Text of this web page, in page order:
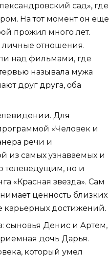
сад», где
На тот момент он еще
прожил много лет.
личные отношения.
над фильмами, где
называла мужа
друг друга, оба
Для
«Человек и
речи и
из самых узнаваемых и
телеведущим, но и
«Красная звезда». Сам
ценность близких
карьерных достижений.
сыновья Денис и Артем,
дочь Дарья.
который умел